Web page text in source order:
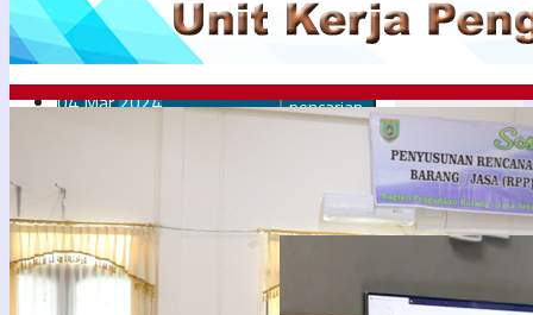
support
04Mar2024
PEKERJAAN KONSTRUKSI
BADAN USAHA METODE
PASCAKUALIFIKASI SATU
FILE – HARGA TERENDAH
DENGAN SISTEM GUGUR